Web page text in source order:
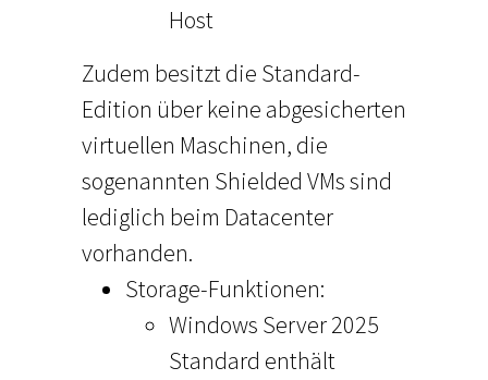
Host
Zudem besitzt die Standard-
Edition über keine abgesicherten
virtuellen Maschinen, die
sogenannten Shielded VMs sind
lediglich beim Datacenter
vorhanden.
Storage-Funktionen:
Windows Server 2025
Standard enthält